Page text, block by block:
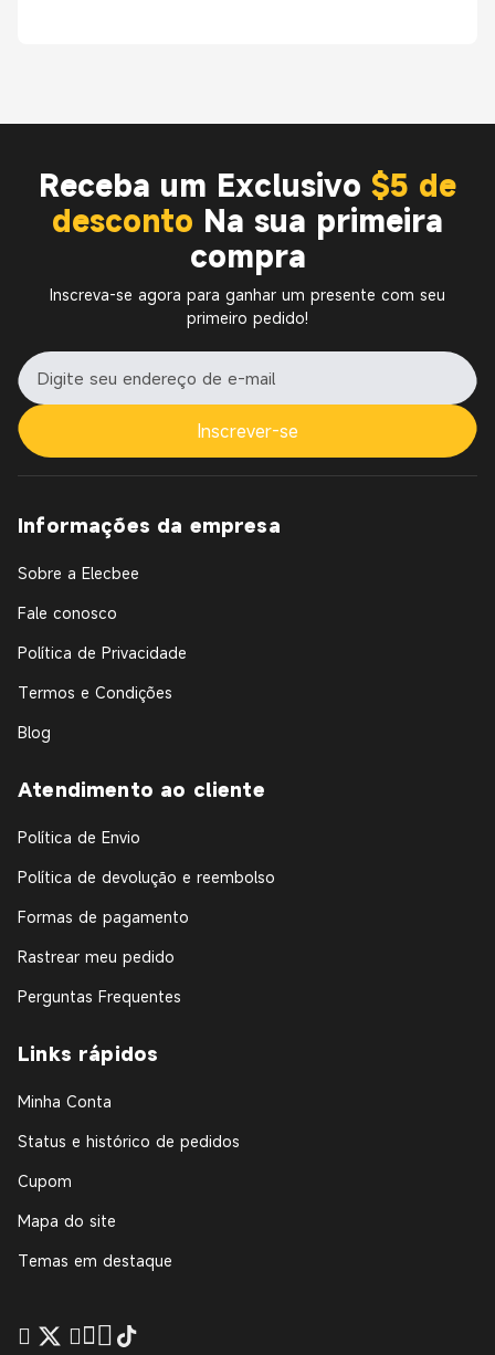
Receba um Exclusivo $5 de
desconto Na sua primeira
compra
Inscreva-se agora para ganhar um presente com seu
primeiro pedido!
Inscrever-se
Informações da empresa
Sobre a Elecbee
Fale conosco
Política de Privacidade
Termos e Condições
Blog
Atendimento ao cliente
Política de Envio
Política de devolução e reembolso
Formas de pagamento
Rastrear meu pedido
Perguntas Frequentes
Links rápidos
Minha Conta
Status e histórico de pedidos
Cupom
Mapa do site
Temas em destaque